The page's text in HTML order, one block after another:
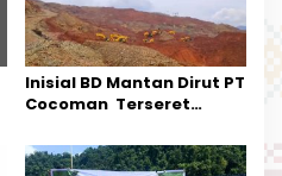
Inisial BD Mantan Dirut PT
Cocoman Terseret
Tata Kelola Tambang
Kalimantan Barat